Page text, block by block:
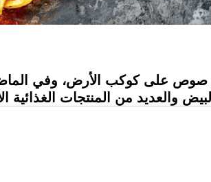
صوص على كوكب الأرض، وفي
والعديد من المنتجات الغذائية